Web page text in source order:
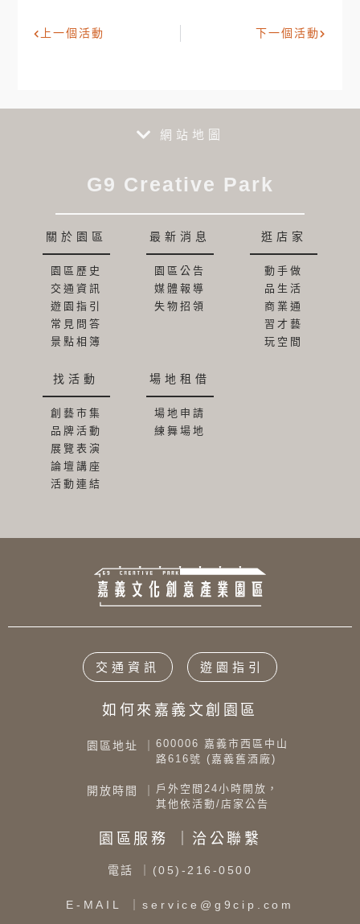
上一個活動 下一個活動
網站地圖
G9 Creative Park
關於園區
園區歷史
交通資訊
遊園指引
常見問答
景點相簿
最新消息
園區公告
媒體報導
失物招領
逛店家
動手做
品生活
商業通
習才藝
玩空間
找活動
創藝市集
品牌活動
展覽表演
論壇講座
活動連結
場地租借
場地申請
練舞場地
交通資訊 遊園指引
如何來嘉義文創園區
園區地址 ｜ 600006 嘉義市西區中山
路616號 (嘉義舊酒廠)
開放時間 ｜ 戶外空間24小時開放，
其他依活動/店家公告
園區服務 ｜洽公聯繫
電話 ｜(05)-216-0500
E-MAIL ｜service@g9cip.com